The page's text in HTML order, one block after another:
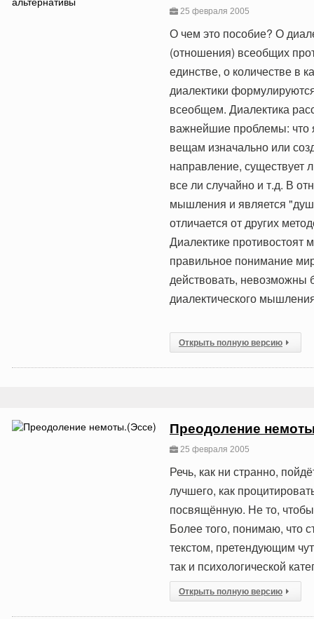
25 февраля 2005
О чем это пособие? О
(отношения) всеобщих
единстве, о количестве в
диалектики
всеобщем. Диалектика
важнейшие проблемы: что
вещам изначально или
направление, существует
все ли случайно и т.д. В
мышления и является
отличается от других
Диалектике
правильное понимание
действовать, невозможны
диалектического
Открыть полную версию
Преодоление
25 февраля 2005
Речь, как ни странно,
лучшего, как
посвящённую. Не то,
Более того, понимаю, что
текстом, претендующим
так и психологической
Открыть полную версию